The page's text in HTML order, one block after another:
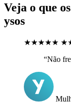
Veja o que
ysos
★★★★★
“Não